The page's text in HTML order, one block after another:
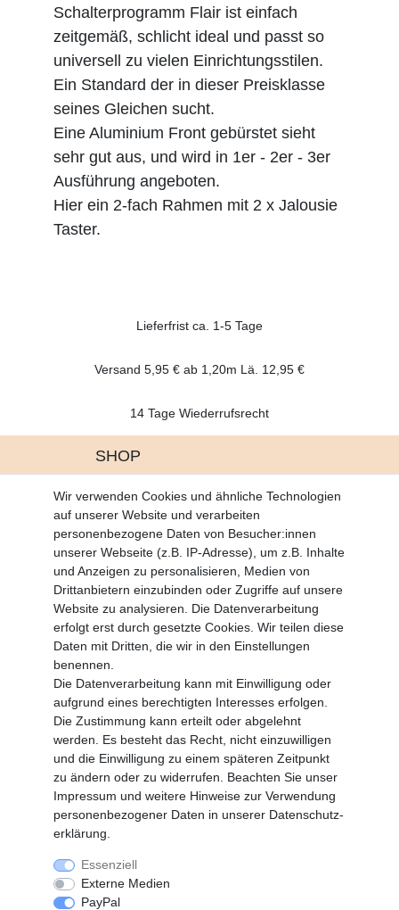
Schalterprogramm Flair ist einfach
zeitgemäß, schlicht ideal und passt so
universell zu vielen Einrichtungsstilen.
Ein Standard der in dieser Preisklasse
seines Gleichen sucht.
Eine Aluminium Front gebürstet sieht
sehr gut aus, und wird in 1er - 2er - 3er
Ausführung angeboten.
Hier ein 2-fach Rahmen mit 2 x Jalousie
Taster.
Lieferfrist ca. 1-5 Tage
Versand 5,95 € ab 1,20m Lä. 12,95 €
14 Tage Wiederrufsrecht
SHOP
Battrerie Gesetz
Fragen und Antworten
Zahlungsarten
MEIN KONTO
Altgeräte Verordnung
Login
Registrieren
Vertrag widerrufen
SERVICE
Info Material als PDF
Versand
Rückrufe
Galerie
Widerrufs­recht
Wir verwenden Cookies und ähnliche Technologien
auf unserer Website und verarbeiten
personenbezogene Daten von Besucher:innen
unserer Webseite (z.B. IP-Adresse), um z.B. Inhalte
und Anzeigen zu personalisieren, Medien von
Drittanbietern einzubinden oder Zugriffe auf unsere
Website zu analysieren. Die Datenverarbeitung
erfolgt erst durch gesetzte Cookies. Wir teilen diese
Daten mit Dritten, die wir in den Einstellungen
benennen.
Die Datenverarbeitung kann mit Einwilligung oder
aufgrund eines berechtigten Interesses erfolgen.
Die Zustimmung kann erteilt oder abgelehnt
werden. Es besteht das Recht, nicht einzuwilligen
und die Einwilligung zu einem späteren Zeitpunkt
zu ändern oder zu widerrufen. Beachten Sie unser
Impressum und weitere Hinweise zur Verwendung
personenbezogener Daten in unserer Daten­schutz­
erklärung
Essenziell
Externe Medien
PayPal